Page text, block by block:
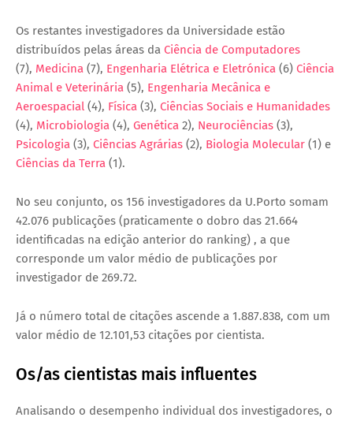
Os restantes investigadores da Universidade estão
distribuídos pelas áreas da Ciência de Computadores
(7), Medicina (7), Engenharia Elétrica e Eletrónica (6) Ciência
Animal e Veterinária (5), Engenharia Mecânica e
Aeroespacial (4), Física (3), Ciências Sociais e Humanidades
(4), Microbiologia (4), Genética 2), Neurociências (3),
Psicologia (3), Ciências Agrárias (2), Biologia Molecular (1) e
Ciências da Terra (1).
No seu conjunto, os 156 investigadores da U.Porto somam
42.076 publicações (praticamente o dobro das 21.664
identificadas na edição anterior do ranking) , a que
corresponde um valor médio de publicações por
investigador de 269.72.
Já o número total de citações ascende a 1.887.838, com um
valor médio de 12.101,53 citações por cientista.
Os/as cientistas mais influentes
Analisando o desempenho individual dos investigadores, o